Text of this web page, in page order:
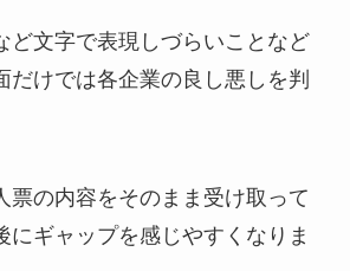
ど文字で表現しづらいことなど
だけでは各企業の良し悪しを判
票の内容をそのまま受け取って
にギャップを感じやすくなりま